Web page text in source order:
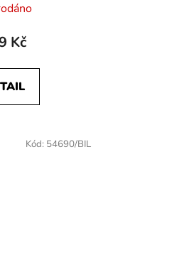
Kč
Kód: 54690/BIL